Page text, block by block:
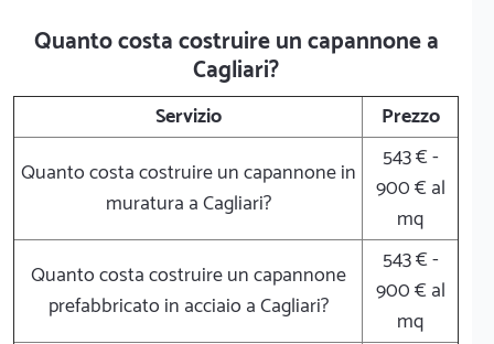
Quanto costa costruire un capannone a
Cagliari?
Servizio
Prezzo
Quanto costa costruire un capannone in
muratura a Cagliari?
543 € -
900 € al
mq
Quanto costa costruire un capannone
prefabbricato in acciaio a Cagliari?
543 € -
900 € al
mq